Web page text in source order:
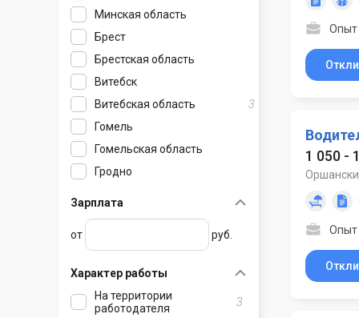
Минская область
Березино
Борисов
Боровляны
Вилейка
Воложин
Гатово
Дзержинск
Жодино
Колодищи
Копыль
Брест
Брестская область
Барановичи
Белоозерск
Береза
Высокое
Ганцевичи
Дрогичин
Ивацевичи
Каменец
Витебск
Витебская область
3
Барань
Бешенковичи
Браслав
Глубокое
Докшицы
Дубровно
Гомель
Гомельская область
Брагин
Василевичи
Ельск
Житковичи
Гродно
Березовка
Большая Берестовица
Вороново
Дятлово
Могилёв
Бобруйск
Быхов
Зарплата
от руб.
Характер работы
На территории
работодателя
3
Опыт
1 050 -
Опыт